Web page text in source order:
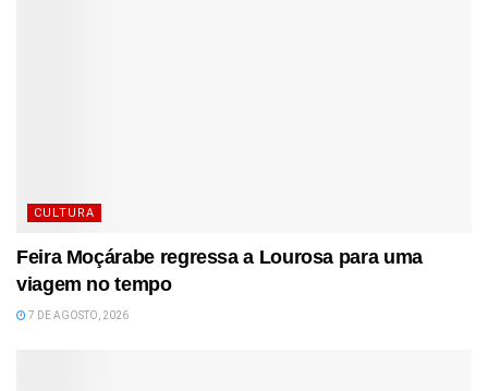
CULTURA
Feira Moçárabe regressa a Lourosa para uma
viagem no tempo
7 DE AGOSTO, 2026